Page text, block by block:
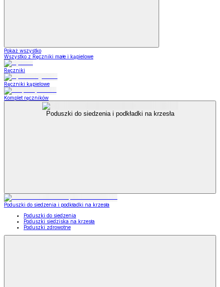
Pokaż wszystko
Wszystko z Ręczniki małe i kąpielowe
Ręczniki
Ręczniki kąpielowe
Komplet ręczników
Poduszki do siedzenia i podkładki na krzesła
Poduszki do siedzenia i podkładki na krzesła
Poduszki do siedzenia
Poduszki siedziska na krzesła
Poduszki zdrowotne